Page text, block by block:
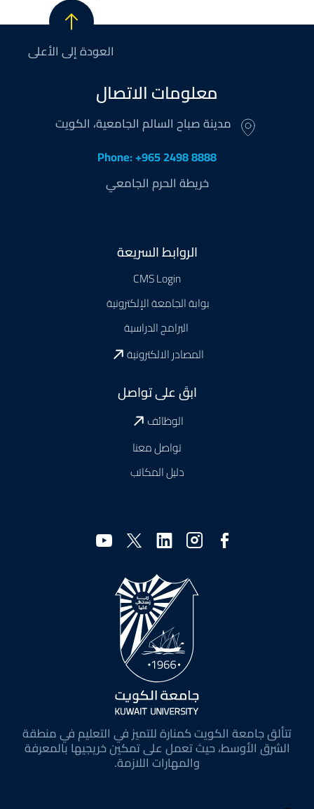
العودة إلى الأعلى
تتألق جامعة الكويت كمنارة للتميز في التعليم في منطقة
الشرق الأوسط، حيث تعمل على تمكين خريجيها بالمعرفة
والمهارات اللازمة.
معلومات الاتصال
مدينة صباح السالم الجامعية، الكويت
Phone: +965 2498 8888
خريطة الحرم الجامعي
الروابط السريعة
CMS Login
بوابة الجامعة الإلكترونية
البرامج الدراسية
المصادر الالكترونية
ابقَ على تواصل
الوظائف
تواصل معنا
دليل المكاتب